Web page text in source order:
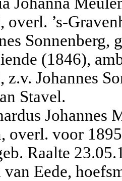
overl. ’s-
Sonnenberg,
(1846),
z.v. Johannes
Stavel.
Johannes
overl. voor
Raalte
Eede,